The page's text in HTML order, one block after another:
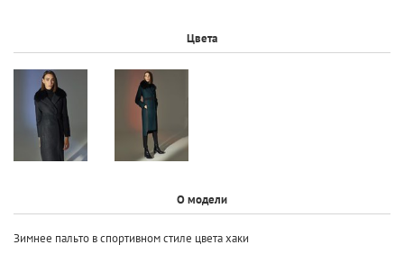
Цвета
О модели
Зимнее пальто в спортивном стиле цвета хаки